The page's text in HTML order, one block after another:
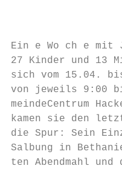
Ein e Wo ch e
27 Kinder und 13
sich vom 15.04.
von jeweils 9:00
meindeCentrum
kamen sie den
die Spur: Sein
Salbung in
ten Abendmahl